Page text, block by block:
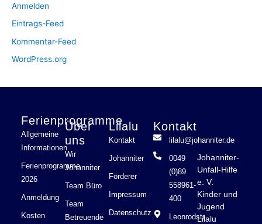
Anmelden
Eintrags-Feed
Kommentar-Feed
WordPress.org
Johanniter-
Unfall-Hilfe
e. V.
Kinder und
Jugend
Lilalu
Ferienprogramme
Allgemeine
Informationen
Ferienprogramme
2026
Anmeldung
Kosten
Über
uns
Wir
Johanniter
Team Büro
Team
Betreuende
Lilalu
Kontakt
Johanniter
Förderer
Impressum
Datenschutz
Kontakt
lilalu@johanniter.de
0049
(0)89
558961-
400
Leonrodstr.